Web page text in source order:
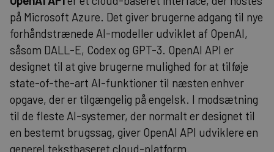
på Microsoft Azure. Det giver brugerne adgang til nye
forhåndstrænede AI-modeller udviklet af OpenAI,
såsom DALL-E, Codex og GPT-3. OpenAI API er
designet til at give brugerne mulighed for at tilføje
state-of-the-art AI-funktioner til næsten enhver
opgave, der er tilgængelig på engelsk. I modsætning
til de fleste AI-systemer, der normalt er designet til
en bestemt brugssag, giver OpenAI API udviklere en
generel tekstbaseret cloud-platform.